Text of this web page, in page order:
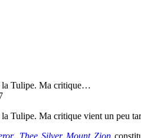
la Tulipe. Ma critique…
Ma critique vient un peu
, Thee Silver Mount Zion